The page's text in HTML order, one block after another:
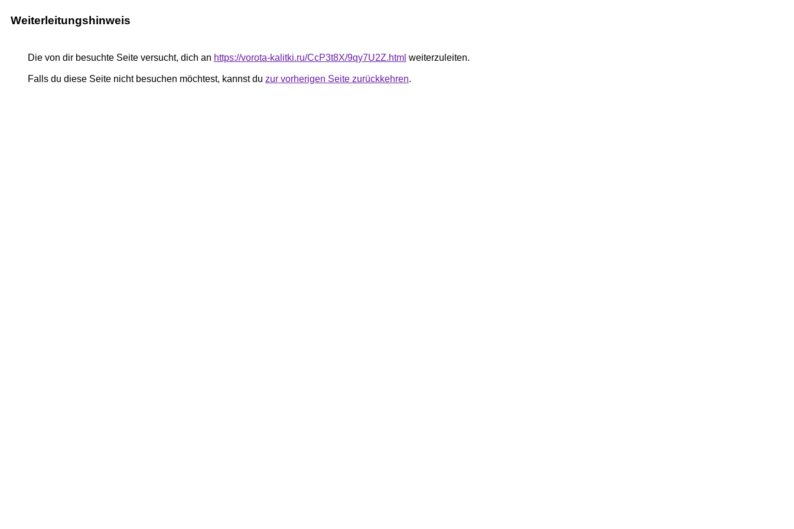
Weiterleitungshinweis
Die von dir besuchte Seite versucht, dich an https://vorota-kalitki.ru/CcP3t8X/9qy7U2Z.html weiterzuleiten.
Falls du diese Seite nicht besuchen möchtest, kannst du zur vorherigen Seite zurückkehren.